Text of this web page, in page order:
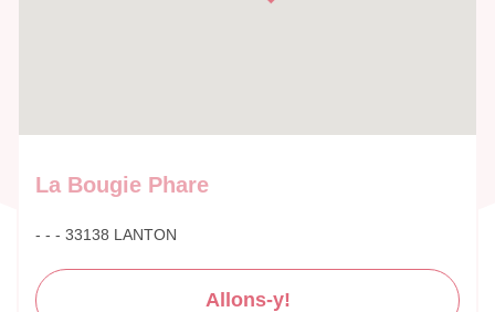
La Bougie Phare
- - - 33138 LANTON
Allons-y!